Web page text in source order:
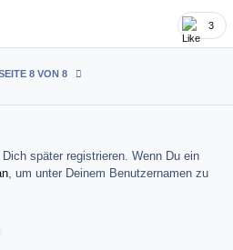
3
8 VON 8
später registrieren. Wenn Du ein
, um unter Deinem Benutzernamen zu